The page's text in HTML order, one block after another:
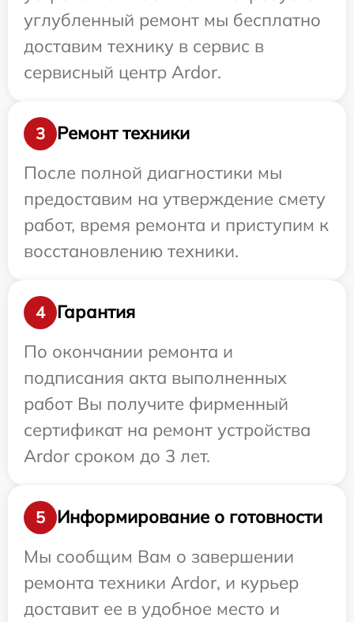
углубленный ремонт мы бесплатно
доставим технику в сервис в
сервисный центр Ardor.
3
Ремонт техники
После полной диагностики мы
предоставим на утверждение смету
работ, время ремонта и приступим к
восстановлению техники.
4
Гарантия
По окончании ремонта и
подписания акта выполненных
работ Вы получите фирменный
сертификат на ремонт устройства
Ardor сроком до 3 лет.
5
Информирование о готовности
Мы сообщим Вам о завершении
ремонта техники Ardor, и курьер
доставит ее в удобное место и